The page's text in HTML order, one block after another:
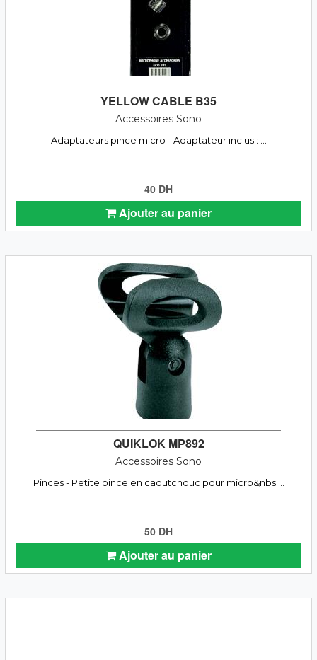
YELLOW CABLE B35
Accessoires Sono
Adaptateurs pince micro - Adaptateur inclus : ...
40 DH
Ajouter au panier
QUIKLOK MP892
Accessoires Sono
Pinces - Petite pince en caoutchouc pour micro&nbs ...
50 DH
Ajouter au panier